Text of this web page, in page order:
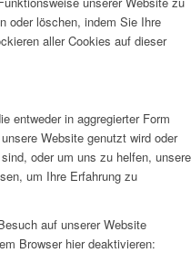
oder löschen, indem Sie Ihre
aller Cookies auf dieser
entweder in aggregierter Form
Website genutzt wird oder
oder um uns zu helfen, unsere
um Ihre Erfahrung zu
auf unserer Website
Browser hier deaktivieren: